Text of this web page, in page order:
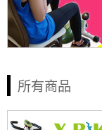
所有商品